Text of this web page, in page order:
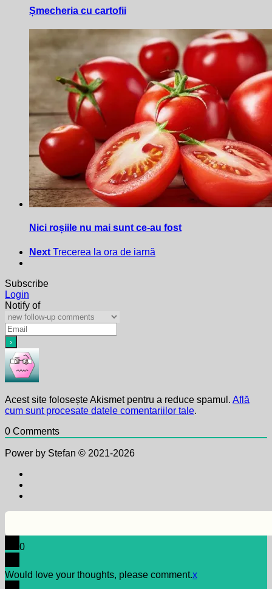
Șmecheria cu cartofii
Nici roșiile nu mai sunt ce-au fost
Next Trecerea la ora de iarnă
Subscribe
Login
Notify of
Acest site folosește Akismet pentru a reduce spamul. Află
cum sunt procesate datele comentariilor tale.
0 Comments
Power by Stefan © 2021-2026
0
Would love your thoughts, please comment.x